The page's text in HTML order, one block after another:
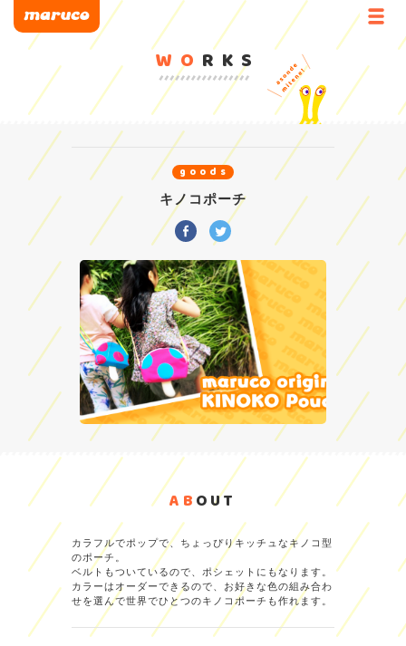
WO RKS
goods
キノコポーチ
ABOUT
カラフルでポップで、ちょっぴりキッチュなキノコ型
のポーチ。
ベルトもついているので、ポシェットにもなります。
カラーはオーダーできるので、お好きな色の組み合わ
せを選んで世界でひとつのキノコポーチも作れます。